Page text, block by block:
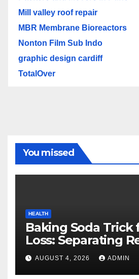
Mill valley roof repair
MBR Membrane Bioreactors
Nonton Film Sub Indo
graphic design cardiff
TotalOver
You missed
HEALTH
Baking Soda
Loss: Separating
Benefits From
AUGUST 4, 2026 ADMIN